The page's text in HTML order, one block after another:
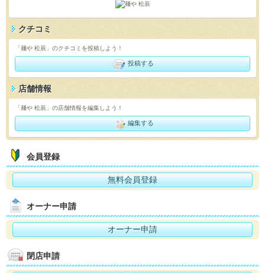
クチコミ
「麺や 松辰」のクチコミを投稿しよう！
投稿する
店舗情報
「麺や 松辰」の店舗情報を編集しよう！
編集する
会員登録
無料会員登録
オーナー申請
オーナー申請
閉店申請